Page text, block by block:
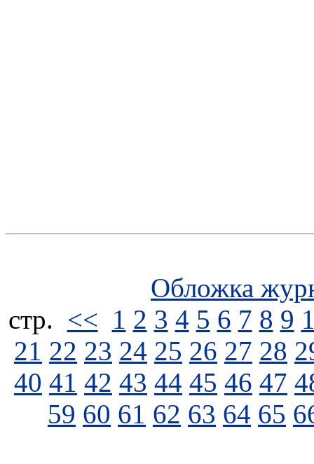
Обложка
стp. << 1 2 3 4 5 6 7 8 9
21 22 23 24 25 26 27 28
40 41 42 43 44 45 46 47
59 60 61 62 63 64 65